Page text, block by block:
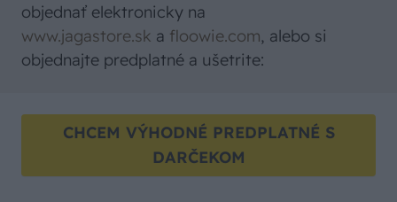
objednať elektronicky na
www.jagastore.sk a floowie.com, alebo si
objednajte predplatné a ušetrite:
CHCEM VÝHODNÉ PREDPLATNÉ S
DARČEKOM